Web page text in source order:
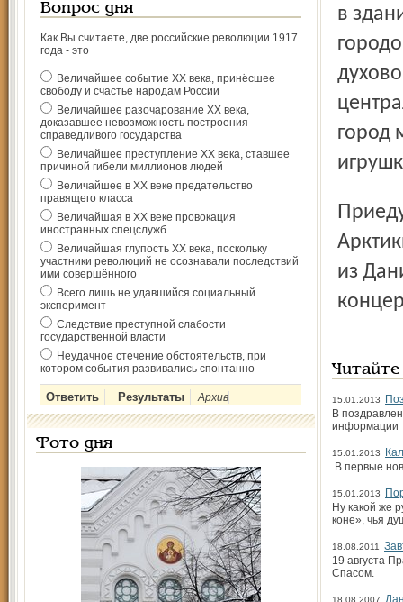
Вопрос дня
Как Вы считаете, две российские революции 1917
года - это
Величайшее событие ХХ века, принёсшее
свободу и счастье народам России
Величайшее разочарование ХХ века,
доказавшее невозможность построения
справедливого государства
Величайшее преступление ХХ века, ставшее
причиной гибели миллионов людей
Величайшее в ХХ веке предательство
правящего класса
Величайшая в ХХ веке провокация
иностранных спецслужб
Величайшая глупость ХХ века, поскольку
участники революций не осознавали последствий
ими совершённого
Всего лишь не удавшийся социальный
эксперимент
Следствие преступной слабости
государственной власти
Неудачное стечение обстоятельств, при
котором события развивались спонтанно
Архив
Фото дня
в
город
Приедут на праздник и воины из ансамбля "Пограничник
из
15.01.2013
В
информации
15.01.2013
В первые
15.01.2013
Ну какой же
коне», чья
18.08.2011
19 августа
Спасом.
18.08.2007